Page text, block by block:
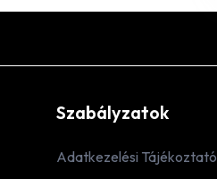
Szabályzatok
Adatkezelési Tájékoztató